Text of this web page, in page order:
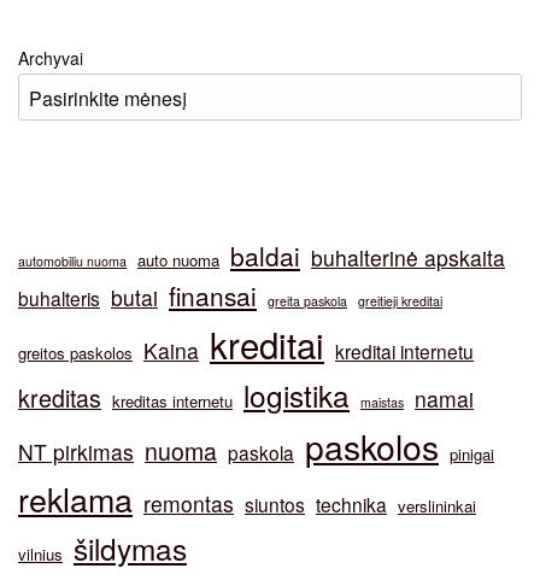
Archyvai
automobiliu nuoma auto nuoma baldai buhalterinė apskaita
buhalteris butai finansai greita paskola greitieji kreditai
greitos paskolos Kaina kreditai kreditai internetu
kreditas kreditas internetu logistika maistas
namai
NT pirkimas nuoma paskola paskolos pinigai
reklama remontas siuntos technika verslininkai
vilnius šildymas